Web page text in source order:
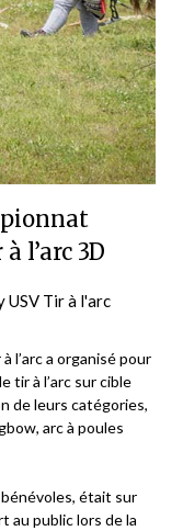
l’arc 3D
USV Tir à l'arc
l’arc a organisé pour
tir à l’arc sur cible
de leurs catégories,
arc à poules
était sur
au public lors de la